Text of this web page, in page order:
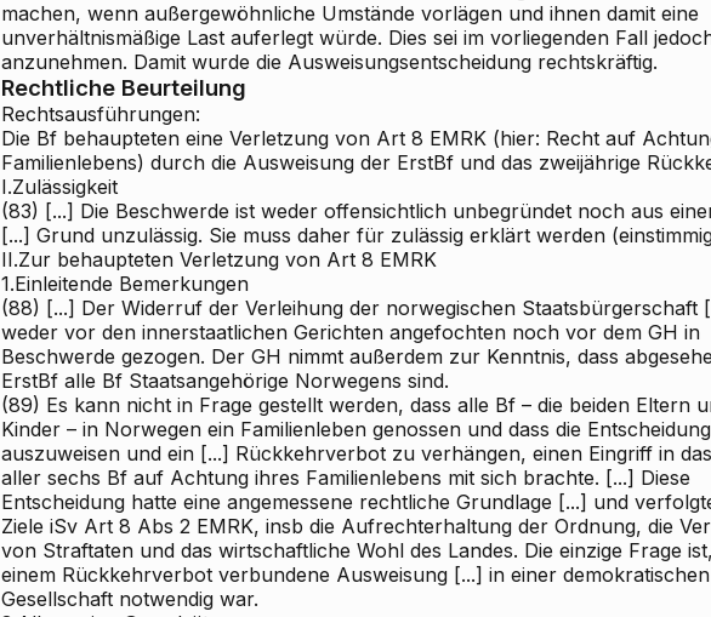
machen, wenn außergewöhnliche Umstände vorlägen und ihnen damit eine
unverhältnismäßige Last auferlegt würde. Dies sei im vorliegenden Fall
anzunehmen. Damit wurde die Ausweisungsentscheidung rechtskräftig.
Rechtliche Beurteilung
Rechtsausführungen:
Die Bf behaupteten eine Verletzung von Art 8 EMRK (hier: Recht auf
Familienlebens) durch die Ausweisung der ErstBf und das zweijährige
I.Zulässigkeit
(83) [...] Die Beschwerde ist weder offensichtlich unbegründet noch aus
[...] Grund unzulässig. Sie muss daher für zulässig erklärt werden
II.Zur behaupteten Verletzung von Art 8 EMRK
1.Einleitende Bemerkungen
(88) [...] Der Widerruf der Verleihung der norwegischen Staatsbürgerschaft
weder vor den innerstaatlichen Gerichten angefochten noch vor dem GH in
Beschwerde gezogen. Der GH nimmt außerdem zur Kenntnis, dass
ErstBf alle Bf Staatsangehörige Norwegens sind.
(89) Es kann nicht in Frage gestellt werden, dass alle Bf – die beiden Eltern
Kinder – in Norwegen ein Familienleben genossen und dass die
auszuweisen und ein [...] Rückkehrverbot zu verhängen, einen Eingriff in
aller sechs Bf auf Achtung ihres Familienlebens mit sich brachte. [...] Diese
Entscheidung hatte eine angemessene rechtliche Grundlage [...] und
Ziele iSv Art 8 Abs 2 EMRK, insb die Aufrechterhaltung der Ordnung, die
von Straftaten und das wirtschaftliche Wohl des Landes. Die einzige Frage
einem Rückkehrverbot verbundene Ausweisung [...] in einer demokratischen
Gesellschaft notwendig war.